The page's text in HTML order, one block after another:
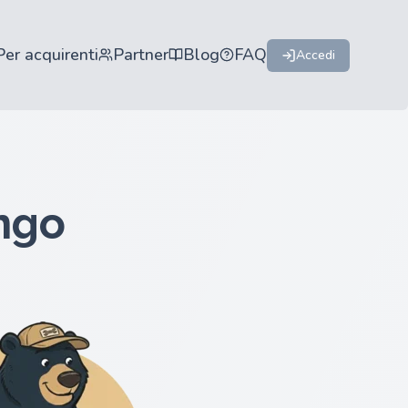
acquirenti Partner Blog FAQ Accedi